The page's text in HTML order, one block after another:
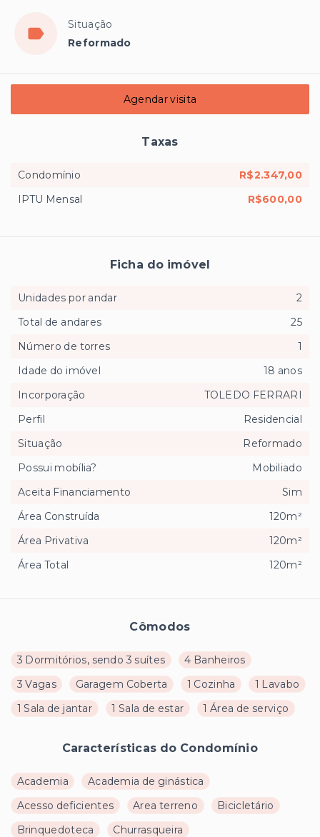
Situação
Reformado
Cômodos
3 Dormitórios, sendo 3 suítes
4 Banheiros
3 Vagas
Garagem Coberta 1 Cozinha
1 Lavabo
1 Sala de jantar
1 Sala de estar 1 Área de serviço
Características do Condomínio
Academia
Academia de ginástica
Acesso deficientes
Area terreno
Bicicletário
Brinquedoteca
Churrasqueira
Agendar visita
Taxas
Condomínio
R$2.347,00
IPTU Mensal
R$600,00
Ficha do imóvel
Unidades por andar
2
Total de andares
25
Número de torres
1
Idade do imóvel
18 anos
Incorporação
TOLEDO FERRARI
Perfil
Residencial
Situação
Reformado
Possui mobília?
Mobiliado
Aceita Financiamento
Sim
Área Construída
120m²
Área Privativa
120m²
Área Total
120m²